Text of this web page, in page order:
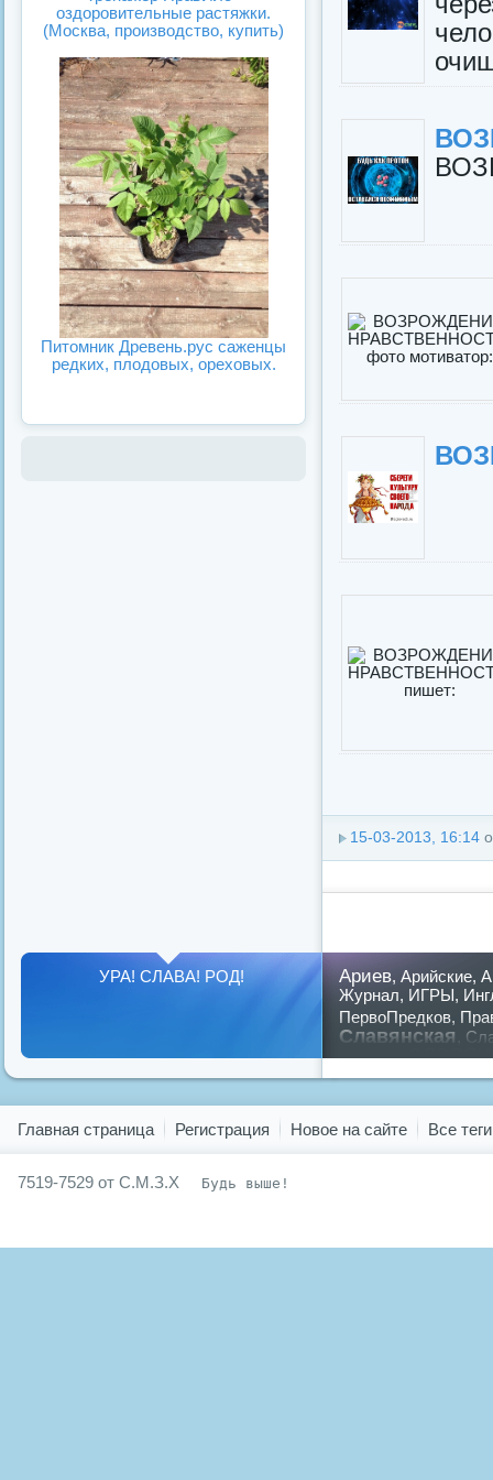
15-03-2013, 16:14
оздоровительные растяжки.
(Москва, производство, купить)
Питомник Древень.рус саженцы
редких, плодовых, ореховых.
Ариев, Арийские,
Журнал, ИГРЫ,
ПервоПредков,
Славянская
русский,славян
УРА! СЛАВА! РОД!
Главная страница Регистрация Новое на сайте Все теги
7519-7529 от С.М.З.Х Будь выше!